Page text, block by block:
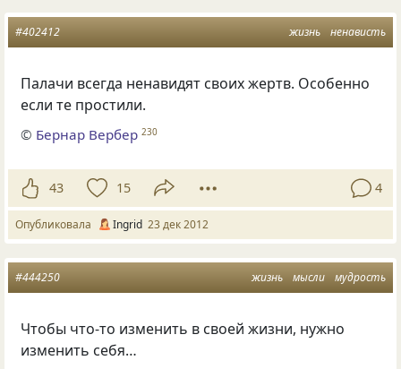
жизнь ненависть
#402412
Палачи всегда ненавидят своих жертв. Особенно
если те простили.
© Бернар Вербер 230
43 15 4
Опубликовала Ingrid 23 дек 2012
жизнь мысли мудрость
#444250
Чтобы что-то изменить в своей жизни, нужно
изменить себя…